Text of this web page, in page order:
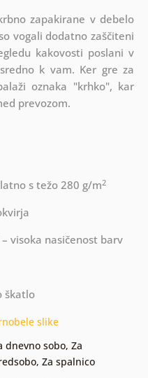
zapakirane v debelo
vogali dodatno zaščiteni
kakovosti poslani v
k vam. Ker gre za
oznaka "krhko", kar
prevozom.
s težo 280 g/m2
visoka nasičenost barv
škatlo
slike
dnevno sobo, Za
, Za spalnico